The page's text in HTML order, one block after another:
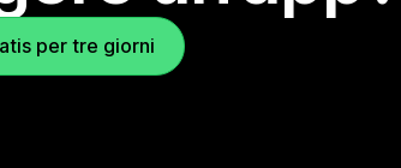
per tre giorni